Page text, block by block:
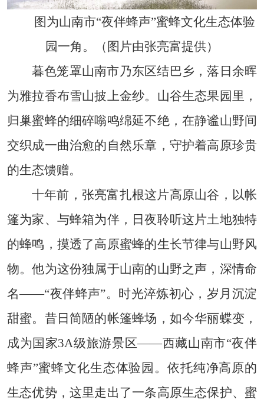
图为山南市“夜伴蜂声”蜜蜂文化生态体验
园一角。（图片由张亮富提供）
暮色笼罩山南市乃东区结巴乡，落日余晖
为雅拉香布雪山披上金纱。山谷生态果园里，
归巢蜜蜂的细碎嗡鸣绵延不绝，在静谧山野间
交织成一曲治愈的自然乐章，守护着高原珍贵
的生态馈赠。
十年前，张亮富扎根这片高原山谷，以帐
篷为家、与蜂箱为伴，日夜聆听这片土地独特
的蜂鸣，摸透了高原蜜蜂的生长节律与山野风
物。他为这份独属于山南的山野之声，深情命
名——“夜伴蜂声”。时光淬炼初心，岁月沉淀
甜蜜。昔日简陋的帐篷蜂场，如今华丽蝶变，
成为国家3A级旅游景区——西藏山南市“夜伴
蜂声”蜜蜂文化生态体验园。依托纯净高原的
生态优势，这里走出了一条高原生态保护、蜜